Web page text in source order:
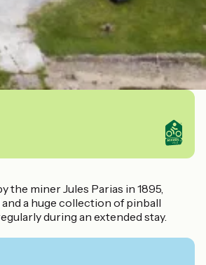
the miner Jules Parias in 1895,
a huge collection of pinball
during an extended stay.